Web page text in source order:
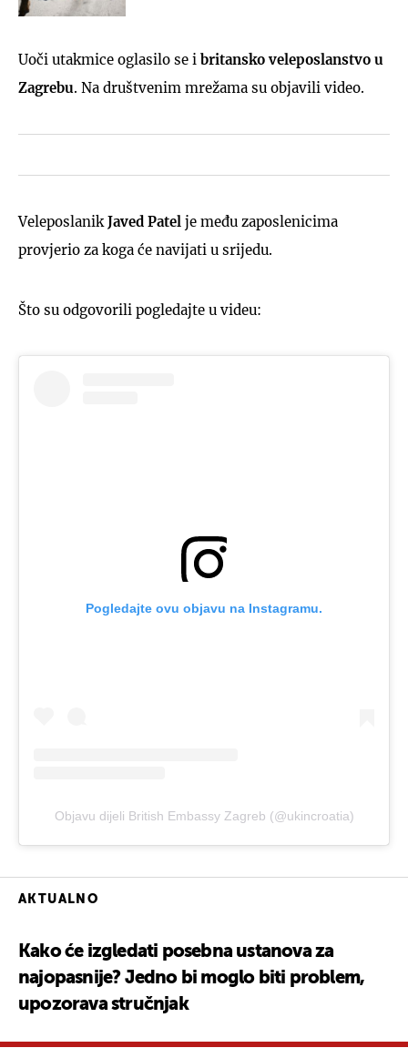
Uoči utakmice oglasilo se i britansko veleposlanstvo u
Zagrebu. Na društvenim mrežama su objavili video.
Veleposlanik Javed Patel je među zaposlenicima
provjerio za koga će navijati u srijedu.
Što su odgovorili pogledajte u videu:
Pogledajte ovu objavu na Instagramu.
Objavu dijeli British Embassy Zagreb (@ukincroatia)
AKTUALNO
Kako će izgledati posebna ustanova za
najopasnije? Jedno bi moglo biti problem,
upozorava stručnjak